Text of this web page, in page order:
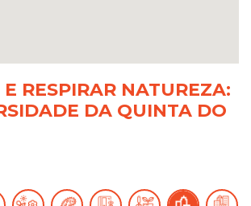
RESPIRAR NATUREZA:
DA QUINTA DO